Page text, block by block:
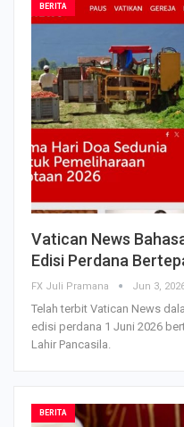
BERITA
Vatican News
Edisi Perdana
FX Juli Pramana Jun 3,
Telah terbit Vatican News
edisi perdana 1 Juni 2026
Lahir Pancasila.
BERITA